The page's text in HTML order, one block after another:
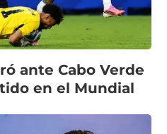
ante Cabo Verde
en el Mundial